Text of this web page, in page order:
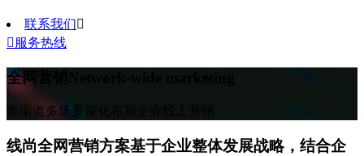
联系我们
 服务热线
全网营销
全渠道多场景深化布局企业线上营销
线尚全网营销方案基于企业整体发展战略，结合企